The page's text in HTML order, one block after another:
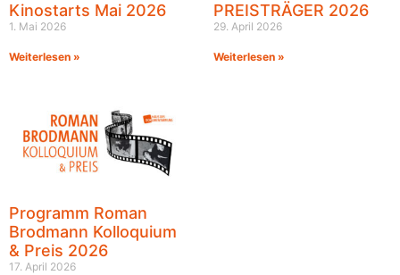
Kinostarts Mai 2026
1. Mai 2026
Weiterlesen »
PREISTRÄGER 2026
29. April 2026
Weiterlesen »
Programm Roman
Brodmann Kolloquium
& Preis 2026
17. April 2026